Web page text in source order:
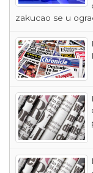
zakucao se u
NIŠ